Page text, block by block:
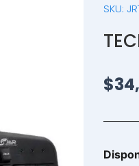
SKU:
$